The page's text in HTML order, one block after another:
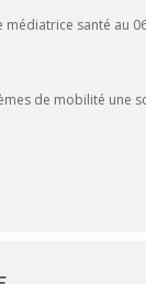
santé au
de mobilité une